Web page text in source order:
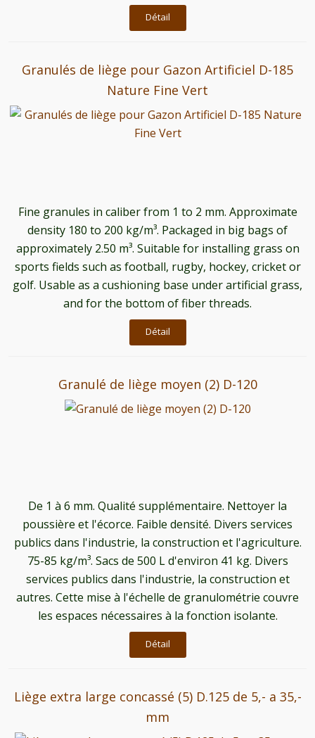
Détail
Granulés de liège pour Gazon Artificiel D-185
Nature Fine Vert
Fine granules in caliber from 1 to 2 mm. Approximate
density 180 to 200 kg/m³. Packaged in big bags of
approximately 2.50 m³. Suitable for installing grass on
sports fields such as football, rugby, hockey, cricket or
golf. Usable as a cushioning base under artificial grass,
and for the bottom of fiber threads.
Détail
Granulé de liège moyen (2) D-120
De 1 à 6 mm. Qualité supplémentaire. Nettoyer la
poussière et l'écorce. Faible densité. Divers services
publics dans l'industrie, la construction et l'agriculture.
75-85 kg/m³. Sacs de 500 L d'environ 41 kg. Divers
services publics dans l'industrie, la construction et
autres. Cette mise à l'échelle de granulométrie couvre
les espaces nécessaires à la fonction isolante.
Détail
Liège extra large concassé (5) D.125 de 5,- a 35,-
mm